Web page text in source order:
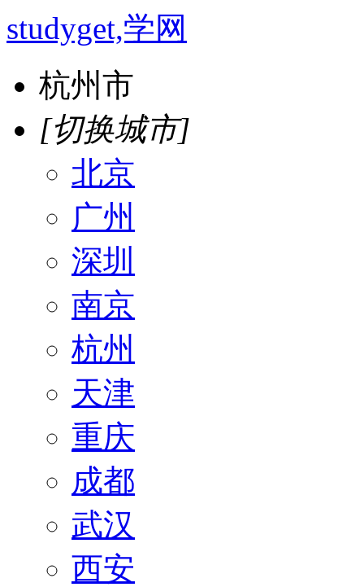
studyget,学网
杭州市
[切换城市]
北京
广州
深圳
南京
杭州
天津
重庆
成都
武汉
西安